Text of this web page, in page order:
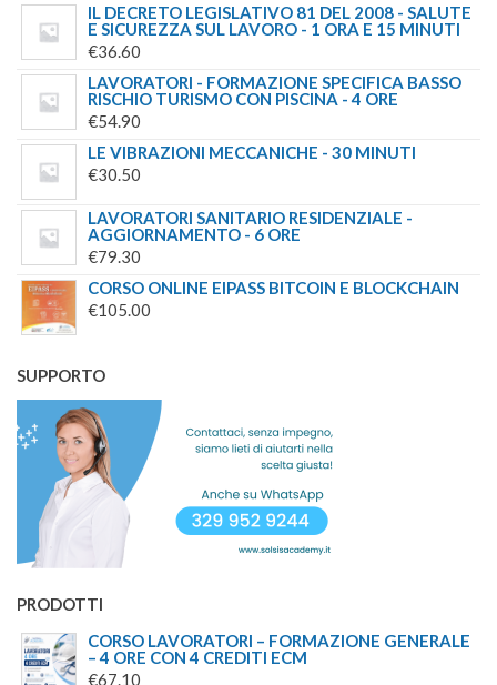
IL DECRETO LEGISLATIVO 81 DEL 2008 - SALUTE
E SICUREZZA SUL LAVORO - 1 ORA E 15 MINUTI
€36.60
LAVORATORI - FORMAZIONE SPECIFICA BASSO
RISCHIO TURISMO CON PISCINA - 4 ORE
€54.90
LE VIBRAZIONI MECCANICHE - 30 MINUTI
€30.50
LAVORATORI SANITARIO RESIDENZIALE -
AGGIORNAMENTO - 6 ORE
€79.30
CORSO ONLINE EIPASS BITCOIN E BLOCKCHAIN
€105.00
SUPPORTO
PRODOTTI
CORSO LAVORATORI – FORMAZIONE GENERALE
– 4 ORE CON 4 CREDITI ECM
€67.10